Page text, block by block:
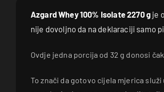
Azgard Whey 100% Isolate 2270 g je
nije dovoljno da na deklaraciji samo
Ovdje jedna porcija od 32 g donosi
To znači da gotovo cijela mjerica